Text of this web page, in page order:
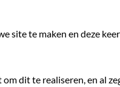
site te maken en deze
dit te realiseren, en al